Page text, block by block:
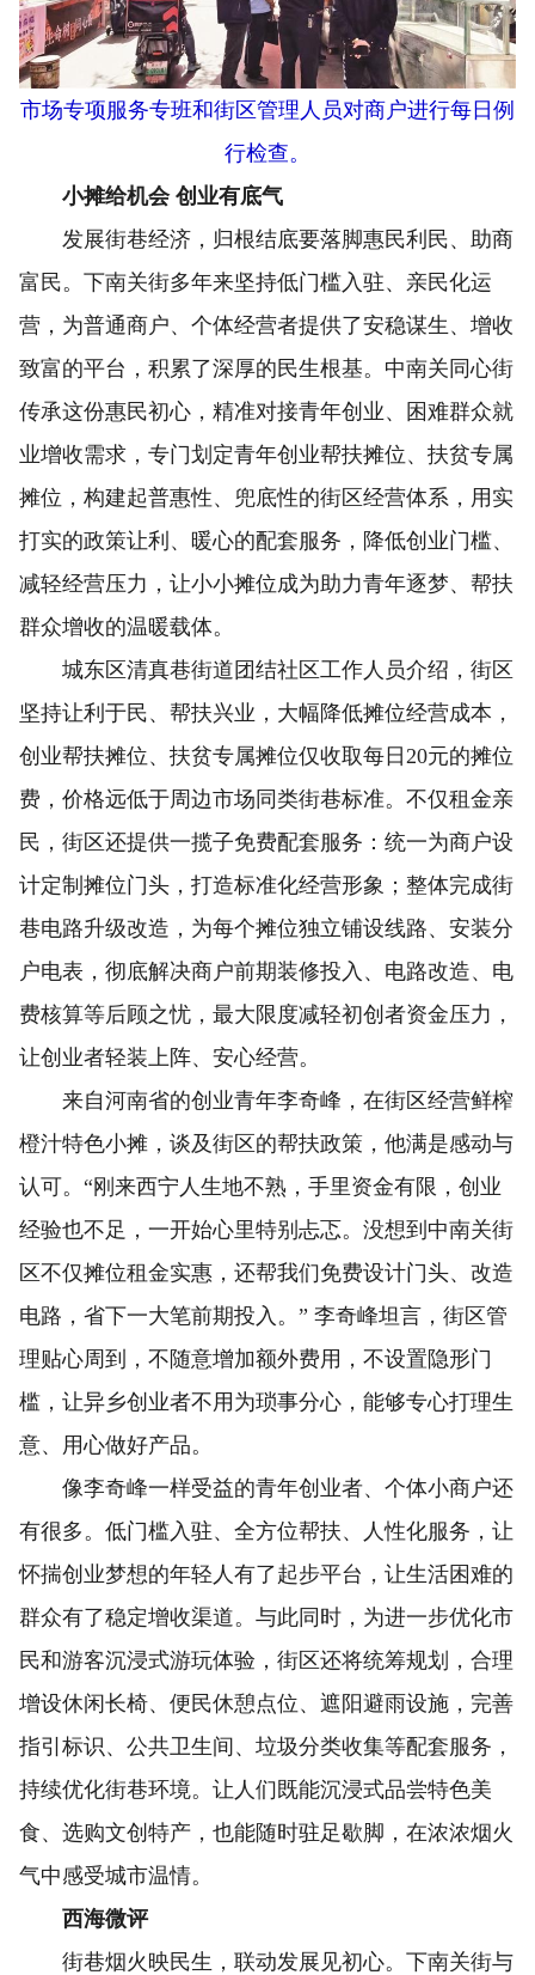
市场专项服务专班和街区管理人员对商户进行每日例
行检查。
小摊给机会 创业有底气
发展街巷经济，归根结底要落脚惠民利民、助商
富民。下南关街多年来坚持低门槛入驻、亲民化运
营，为普通商户、个体经营者提供了安稳谋生、增收
致富的平台，积累了深厚的民生根基。中南关同心街
传承这份惠民初心，精准对接青年创业、困难群众就
业增收需求，专门划定青年创业帮扶摊位、扶贫专属
摊位，构建起普惠性、兜底性的街区经营体系，用实
打实的政策让利、暖心的配套服务，降低创业门槛、
减轻经营压力，让小小摊位成为助力青年逐梦、帮扶
群众增收的温暖载体。
城东区清真巷街道团结社区工作人员介绍，街区
坚持让利于民、帮扶兴业，大幅降低摊位经营成本，
创业帮扶摊位、扶贫专属摊位仅收取每日20元的摊位
费，价格远低于周边市场同类街巷标准。不仅租金亲
民，街区还提供一揽子免费配套服务：统一为商户设
计定制摊位门头，打造标准化经营形象；整体完成街
巷电路升级改造，为每个摊位独立铺设线路、安装分
户电表，彻底解决商户前期装修投入、电路改造、电
费核算等后顾之忧，最大限度减轻初创者资金压力，
让创业者轻装上阵、安心经营。
来自河南省的创业青年李奇峰，在街区经营鲜榨
橙汁特色小摊，谈及街区的帮扶政策，他满是感动与
认可。“刚来西宁人生地不熟，手里资金有限，创业
经验也不足，一开始心里特别忐忑。没想到中南关街
区不仅摊位租金实惠，还帮我们免费设计门头、改造
电路，省下一大笔前期投入。” 李奇峰坦言，街区管
理贴心周到，不随意增加额外费用，不设置隐形门
槛，让异乡创业者不用为琐事分心，能够专心打理生
意、用心做好产品。
像李奇峰一样受益的青年创业者、个体小商户还
有很多。低门槛入驻、全方位帮扶、人性化服务，让
怀揣创业梦想的年轻人有了起步平台，让生活困难的
群众有了稳定增收渠道。与此同时，为进一步优化市
民和游客沉浸式游玩体验，街区还将统筹规划，合理
增设休闲长椅、便民休憩点位、遮阳避雨设施，完善
指引标识、公共卫生间、垃圾分类收集等配套服务，
持续优化街巷环境。让人们既能沉浸式品尝特色美
食、选购文创特产，也能随时驻足歇脚，在浓浓烟火
气中感受城市温情。
西海微评
街巷烟火映民生，联动发展见初心。下南关街与